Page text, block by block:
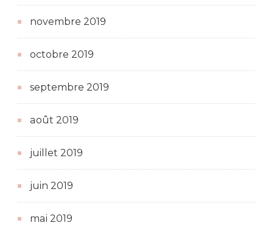
novembre 2019
octobre 2019
septembre 2019
août 2019
juillet 2019
juin 2019
mai 2019